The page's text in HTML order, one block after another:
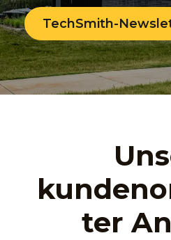
TechSmith-
ter